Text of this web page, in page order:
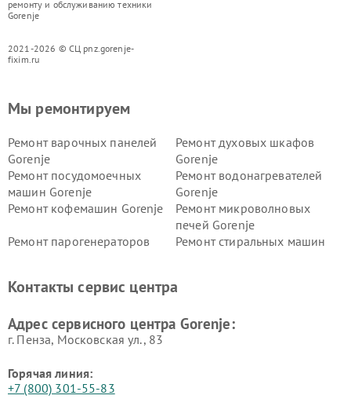
ремонту и обслуживанию техники
Gorenje
2021-2026 © СЦ pnz.gorenje-
fixim.ru
Мы ремонтируем
Ремонт варочных панелей
Gorenje
Ремонт духовых шкафов
Gorenje
Ремонт посудомоечных
машин Gorenje
Ремонт водонагревателей
Gorenje
Ремонт кофемашин Gorenje
Ремонт микроволновых
печей Gorenje
Ремонт парогенераторов
Ремонт стиральных машин
Контакты сервис центра
Адрес сервисного центра Gorenje:
г. Пенза, Московская ул., 83
Горячая линия:
+7 (800) 301-55-83